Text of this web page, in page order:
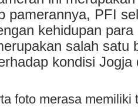
pamerannya, PFI
kehidupan
salah satu
kondisi Jogja
foto merasa memiliki